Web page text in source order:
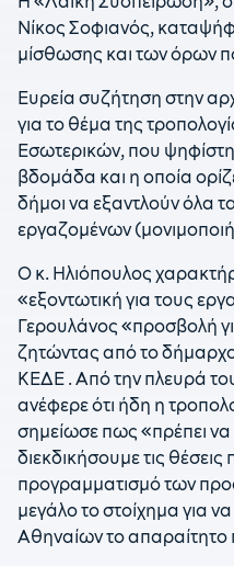
Νίκος Σοφιανός,
μίσθωσης και των όρων
Ευρεία συζήτηση στην
για το θέμα της
Εσωτερικών, που
βδομάδα και η οποία
δήμοι να εξαντλούν όλα
εργαζομένων
Ο κ. Ηλιόπουλος
«εξοντωτική για τους
Γερουλάνος «προσβολή
ζητώντας από το
ΚΕΔΕ . Από την πλευρά
ανέφερε ότι ήδη η
σημείωσε πως «πρέπει να
διεκδικήσουμε τις
προγραμματισμό των
μεγάλο το στοίχημα για
Αθηναίων το